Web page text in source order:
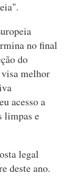
no final
do
melhor
acesso a
limpas e
legal
deste ano.